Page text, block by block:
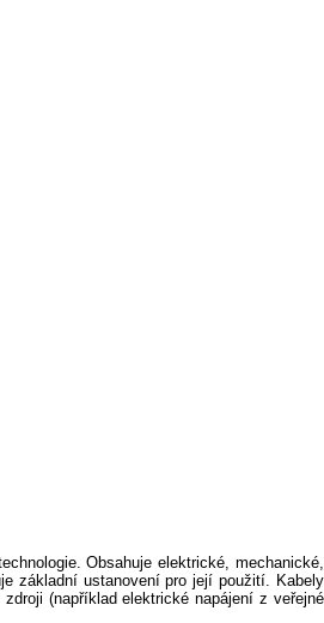
Obsahuje elektrické, mechanické,
základní ustanovení pro její použití. Kabely
(například elektrické napájení z veřejné